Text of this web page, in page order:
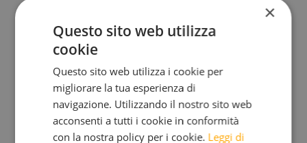
È colpa della sinistra se Salvini vuole fare il ponte
sullo stretto
Ma non dirlo al clientelismo che mangia alla
greppia pubblica
×
Questo sito web utilizza
cookie
Questo sito web utilizza i cookie per
migliorare la tua esperienza di
navigazione. Utilizzando il nostro sito web
acconsenti a tutti i cookie in conformità
con la nostra policy per i cookie. Leggi di